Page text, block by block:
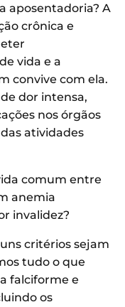
aposentadoria? A
crônica e
vida e a
convive com ela.
dor intensa,
nos órgãos
atividades
comum entre
anemia
invalidez?
critérios sejam
tudo o que
falciforme e
os